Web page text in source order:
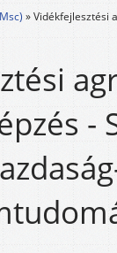
»Vidékfejlesztési
-